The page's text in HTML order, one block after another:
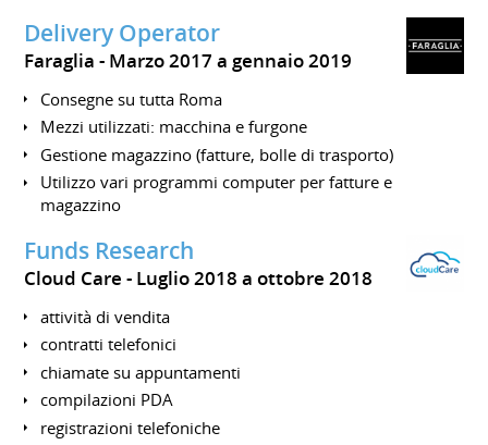
Delivery Operator
Faraglia Marzo 2017 a gennaio 2019
Consegne su tutta Roma
Mezzi utilizzati: macchina e furgone
Gestione magazzino (fatture, bolle di trasporto)
Utilizzo vari programmi computer per fatture e
magazzino
Funds Research
Cloud Care Luglio 2018 a ottobre 2018
attività di vendita
contratti telefonici
chiamate su appuntamenti
compilazioni PDA
registrazioni telefoniche